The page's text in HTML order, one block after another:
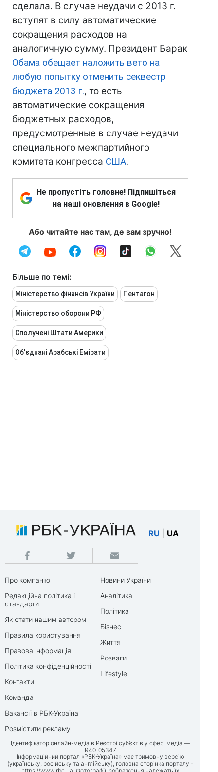
сделала. В случае неудачи с 2013 г.
вступят в силу автоматические
сокращения расходов на
аналогичную сумму. Президент Барак
Обама обещает наложить вето на
любую попытку отменить секвестр
бюджета 2013 г., то есть
автоматические сокращения
бюджетных расходов,
предусмотренные в случае неудачи
специального межпартийного
комитета конгресса США.
Не пропустіть головне! Підпишіться
на наші оновлення в Google!
Або читайте нас там, де вам зручно!
Більше по темі:
Міністерство фінансів України Пентагон
Міністерство оборони РФ
Сполучені Штати Америки
Об'єднані Арабські Емірати
RU UA
Про компанію
Редакційна політика і
стандарти
Як стати нашим автором
Правила користування
Правова інформація
Політика конфіденційності
Контакти
Команда
Вакансії в РБК-Україна
Розмістити рекламу
Новини України
Аналітика
Політика
Бізнес
Життя
Розваги
Lifestyle
Ідентифікатор онлайн-медіа в Реєстрі суб’єктів у сфері медіа —
R40-05347
Інформаційний портал «РБК-Україна» має тримовну версію
(українську, російську та англійську), головна сторінка порталу -
https://www.rbc.ua . Фотографії, зображення належать їх